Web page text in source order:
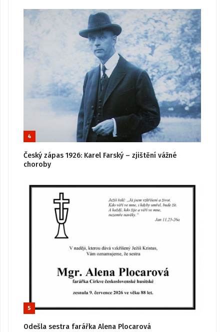
4
Český zápas 1926: Karel Farský – zjištění vážné
choroby
5
Odešla sestra farářka Alena Plocarová